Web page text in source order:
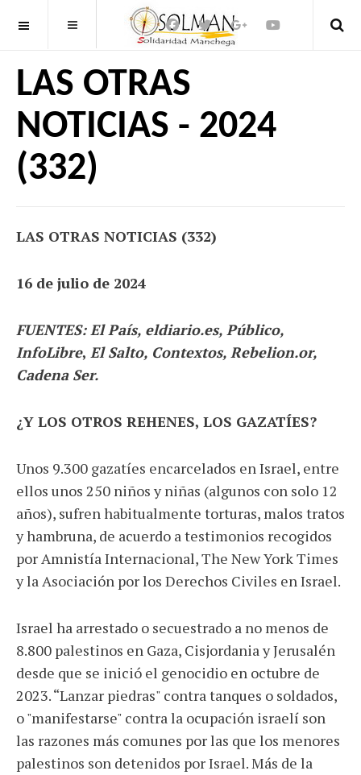
OFF CANVAS
LAS OTRAS
NOTICIAS - 2024
(332)
LAS OTRAS NOTICIAS (332)
16 de julio de 2024
FUENTES: El País, eldiario.es, Público,
InfoLibre, El Salto, Contextos, Rebelion.or,
Cadena Ser.
¿Y LOS OTROS REHENES, LOS GAZATÍES?
Unos 9.300 gazatíes encarcelados en Israel, entre
ellos unos 250 niños y niñas (algunos con solo 12
años), sufren habitualmente torturas, malos tratos
y hambruna, de acuerdo a testimonios recogidos
por Amnistía Internacional, The New York Times
y la Asociación por los Derechos Civiles en Israel.
Israel ha arrestado o secuestrado a no menos de
8.800 palestinos en Gaza, Cisjordania y Jerusalén
desde que se inició el genocidio en octubre de
2023. “Lanzar piedras" contra tanques o soldados,
o "manifestarse" contra la ocupación israelí son
las razones más comunes por las que los menores
palestinos son detenidos por Israel. Más de la